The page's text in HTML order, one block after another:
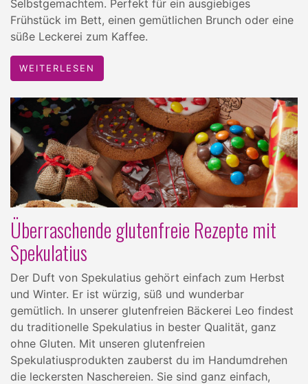
Selbstgemachtem. Perfekt für ein ausgiebiges
Frühstück im Bett, einen gemütlichen Brunch oder eine
süße Leckerei zum Kaffee.
WEITERLESEN
Überraschende glutenfreie Rezepte mit
Spekulatius
Der Duft von Spekulatius gehört einfach zum Herbst
und Winter. Er ist würzig, süß und wunderbar
gemütlich. In unserer glutenfreien Bäckerei Leo findest
du traditionelle Spekulatius in bester Qualität, ganz
ohne Gluten. Mit unseren glutenfreien
Spekulatiusprodukten zauberst du im Handumdrehen
die leckersten Naschereien. Sie sind ganz einfach,